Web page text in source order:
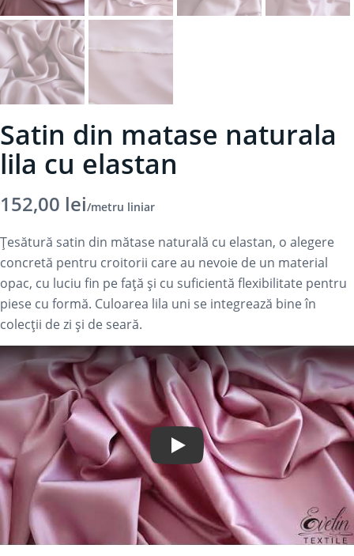
Satin din matase naturala
lila cu elastan
152,00 lei/metru liniar
Țesătură satin din mătase naturală cu elastan, o alegere
concretă pentru croitorii care au nevoie de un material
opac, cu luciu fin pe față și cu suficientă flexibilitate pentru
piese cu formă. Culoarea lila uni se integrează bine în
colecții de zi și de seară.
Play Video